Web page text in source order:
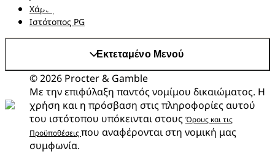
Χάρτης ιστότοπου
Ιστότοπος PG
Εκτεταμένο Μενού
© 2026 Procter & Gamble
Με την επιφύλαξη παντός νομίμου δικαιώματος. Η
χρήση και η πρόσβαση στις πληροφορίες αυτού
του ιστότοπου υπόκεινται στους Όρους και τις
Προϋποθέσειςπου αναφέρονται στη νομική μας
συμφωνία.